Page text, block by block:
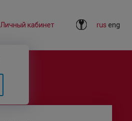
rus eng
Личный кабинет